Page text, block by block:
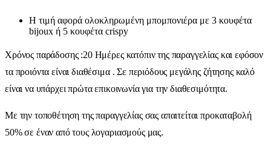
Η τιμή αφορά ολοκληρωμένη μπομπονιέρα με 3 κουφέτα
bijoux ή 5 κουφέτα crispy
Χρόνος παράδοσης :20 Ημέρες κατόπιν της παραγγελίας και εφόσον
τα προιόντα είναι διαθέσιμα . Σε περιόδους μεγάλης ζήτησης καλό
είναι να υπάρχει πρώτα επικοινωνία για την διαθεσιμότητα.
Με την τοποθέτηση της παραγγελίας σας απαιτείται προκαταβολή
50% σε έναν από τους λογαριασμούς μας.